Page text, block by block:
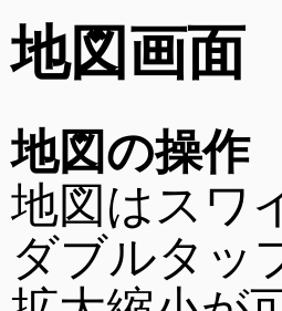
地図画面
地図の操作
地図はスワ
ダブルタッ